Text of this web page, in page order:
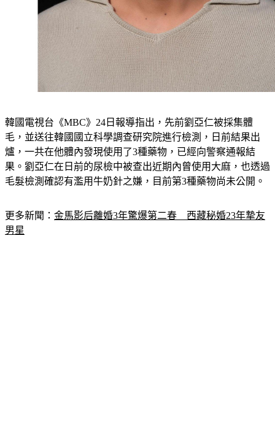
毛，並送往韓國國立科學調查研究院進行檢測，日前結果出
爐，一共在他體內發現使用了3種藥物，已經向警察通報結
果。劉亞仁在日前的尿檢中被查出近期內曾使用大麻，也透過
毛髮檢測確認有濫用牛奶針之嫌，目前第3種藥物尚未公開。
男星